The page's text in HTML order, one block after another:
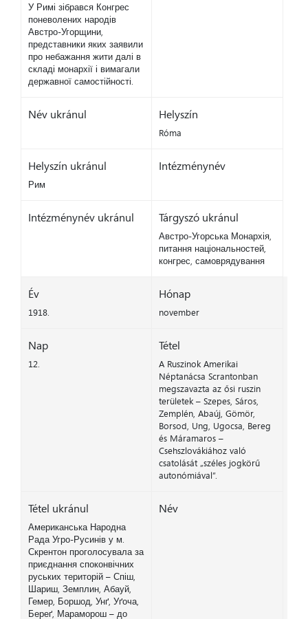
У Римі зібрався Конгрес
поневолених народів
Австро-Угорщини,
представники яких заявили
про небажання жити далі в
складі монархії і вимагали
державної самостійності.
Név ukránul Helyszín
Róma
Helyszín ukránul
Рим
Intézménynév
Intézménynév ukránul Tárgyszó ukránul
Австро-Угорська Монархія,
питання національностей,
конгрес, самоврядування
Év
1918.
Hónap
november
Nap
12.
Tétel
A Ruszinok Amerikai
Néptanácsa Scrantonban
megszavazta az ősi ruszin
területek – Szepes, Sáros,
Zemplén, Abaúj, Gömör,
Borsod, Ung, Ugocsa, Bereg
és Máramaros –
Csehszlovákiához való
csatolását „széles jogkörű
autonómiával”.
Tétel ukránul
Американська Народна
Рада Угро-Русинів у м.
Скрентон проголосувала за
приєднання споконвічних
руських територій – Спіш,
Шариш, Земплин, Абауй,
Гемер, Боршод, Унґ, Уґоча,
Береґ, Мараморош – до
Név